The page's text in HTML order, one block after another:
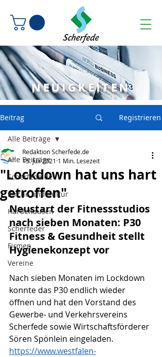
NEUIGKEITEN
Beitrag Registrieren
Alle Beiträge
Scherfede.de
Kirche und Kultur
Hardehausen
Scherfeder
Firmen
Vereine
Alle Beiträge
"Lockdown hat uns hart
getroffen"
Redaktion Scherfede.de
15. Juli 2021 1 Min. Lesezeit
Neustart der Fitnessstudios
nach sieben Monaten: P30
Fitness & Gesundheit stellt
Hygienekonzept vor
Nach sieben Monaten im Lockdown
konnte das P30 endlich wieder
öffnen und hat den Vorstand des
Gewerbe- und Verkehrsvereins
Scherfede sowie Wirtschaftsförderer
Sören Spönlein eingeladen.
https://www.westfalen-